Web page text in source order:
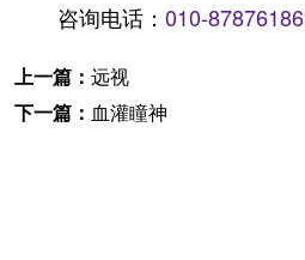
咨询电话： 010-87876186
上一篇： 远视
下一篇： 血灌瞳神